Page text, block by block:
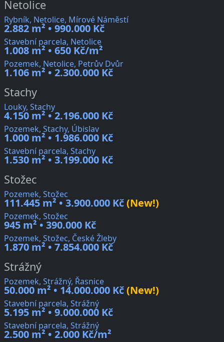
Netolice
Rybník, Netolice, Mírové Náměstí
2.882 m² • 990.000 Kč
Stavební parcela, Netolice
1.008 m² • 650 Kč/m²
Pozemek, Netolice, Petrův Dvůr
1.106 m² • 2.300.000 Kč
Stachy
Louky, Stachy
4.150 m² • 2.196.000 Kč
Pozemek, Stachy, Úbislav
1.000 m² • 1.986.000 Kč
Stavební parcela, Stachy
1.530 m² • 3.199.000 Kč
Stožec
Pozemek, Stožec
111.445 m² • 3.900.000 Kč(New!)
Pozemek, Stožec
945 m² • 390.000 Kč
Pozemek, Stožec, České Žleby
1.870 m² • 7.854.000 Kč
Strážný
Pozemek, Strážný, Řasnice
50.000 m² • 14.000.000 Kč(New!)
Stavební parcela, Strážný
5.195 m² • 9.000.000 Kč
Stavební parcela, Strážný
2.500 m² • 2.000 Kč/m²